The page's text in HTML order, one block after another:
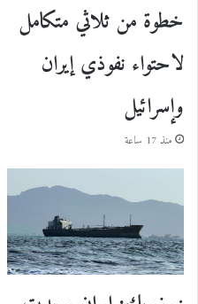
خطوة من ثلاثي متكامل
لاحتواء نفوذي إيران
وإسرائيل
منذ 17 ساعة